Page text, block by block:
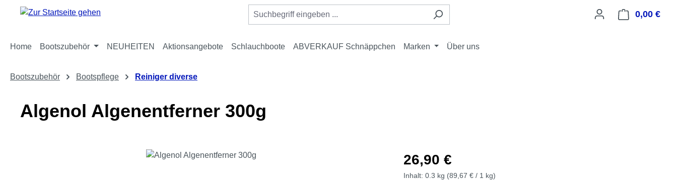
Hauptinhalt springen
Zur Suche springen
Zur Hauptnavigation springen 0,00 €
Home Bootszubehör NEUHEITEN Aktionsangebote Schlauchboote ABVERKAUF Schnäppchen Marken Über uns
Bootszubehör Bootspflege Reiniger diverse
Algenol Algenentferner 300g
Regulärer Preis:
26,90 €
Inhalt: 0.3 kg (89,67 € / 1 kg)